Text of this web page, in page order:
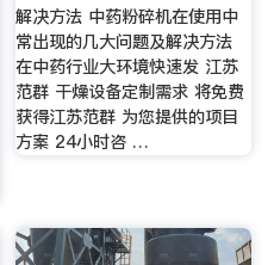
解决方法 中药粉碎机在使用中
常出现的几大问题及解决方法
在中药行业大环境快速发 江苏
范群 干燥设备定制需求 将免费
获得江苏范群 为您提供的项目
方案 24小时咨 …